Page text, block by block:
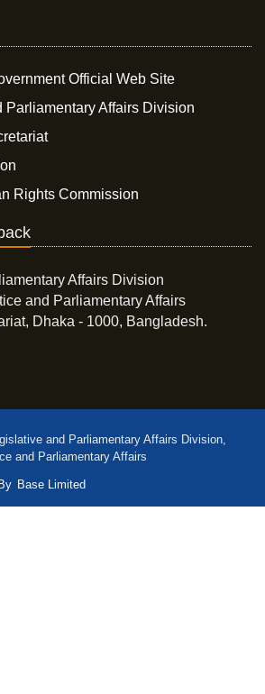
Official Web Site
Parliamentary Affairs Division
Rights Commission
Affairs Division
and Parliamentary Affairs
Dhaka - 1000, Bangladesh.
and Parliamentary Affairs Division,
and Parliamentary Affairs
Base Limited